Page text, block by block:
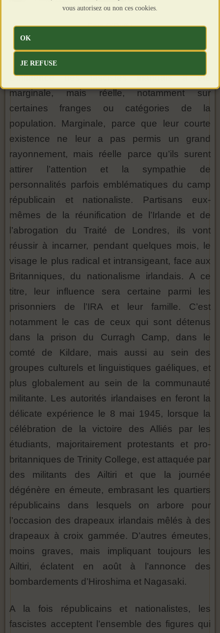
Eoin O’Duffy,
L’influence des fascistes irlandais a été
marginale, mais réelle, notamment sur
certaines franges ou catégories de la
population. Marginale, parce que leur courte
existence ne leur a pas permis un grand
rayonnement, mais réelle parce qu’ils surent
attirer l’attention et la sympathie de
personnalités parfois emblématiques du camp
républicain et nationaliste. Partisans eux-
mêmes de la réunification de l’Irlande et de
l’abrogation du Traité de Londres, ils vont
réussir à incarner, pendant quelques mois, le
visage le plus radical et intransigeant, face aux
Britanniques, du nationalisme irlandais. A ce
titre, leur influence sera certaine parmi les
prisonniers de l’IRA et leur famille. C’est
notamment le cas de ceux qui sont détenus
dans la prison du Curragh Camp, dans le
comté de Kildare, mais aussi au sein des
groupes culturels et linguistiques gaéliques, et
plus globalement au sein de la communauté
militante. Les autorités irlandaises en feront la
délicate expérience le 8 mai 1945, lorsque la
célébration de la victoire des Alliés par les
étudiants, majoritairement protestants et pro-
britanniques de Trinity College, est attaquée par
des militants des Ailtiri et que la journée
dégénère en émeute, embrasant les quartiers
républicains dans lesquels on arbore pour
l’occasion des drapeaux irlandais mêlés à des
drapeaux à croix gammée. D’autres émeutes,
moins graves, mais impliquant toujours les
Ailtiri, éclatent en août à l’annonce des
bombardements d’Hiroshima et Nagasaki.
A la fois républicains et nationalistes, les
fascistes acceptent l’ensemble des figures qui
vous autorisez ou non ces cookies.
OK
JE REFUSE